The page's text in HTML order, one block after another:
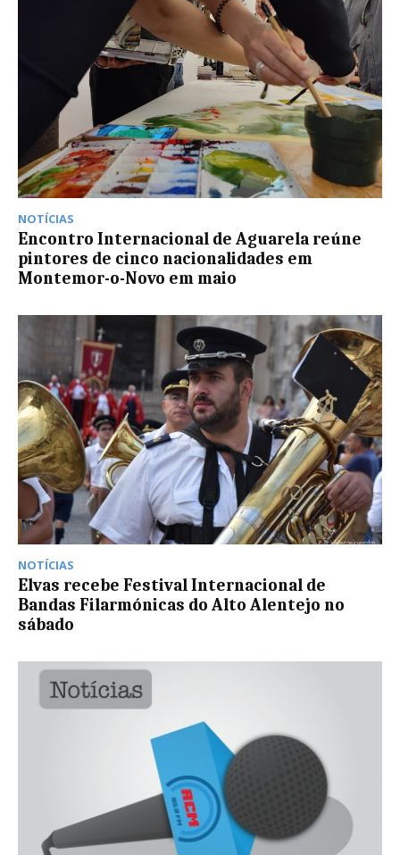
NOTÍCIAS
Encontro Internacional de Aguarela reúne
pintores de cinco nacionalidades em
Montemor-o-Novo em maio
NOTÍCIAS
Elvas recebe Festival Internacional de
Bandas Filarmónicas do Alto Alentejo no
sábado